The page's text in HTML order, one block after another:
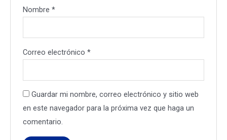
Nombre*
Correo electrónico*
Guardar mi nombre, correo electrónico y sitio web
en este navegador para la próxima vez que haga un
comentario.